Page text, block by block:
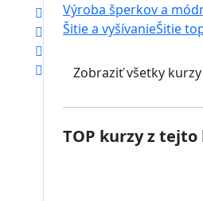
Výroba šperkov a
Šitie a vyšívanieŠitie
Zobraziť všetky kurzy
TOP kurzy z